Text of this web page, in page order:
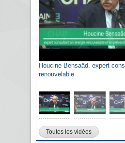
Houcine Bensaâd, expert
renouvelable
Sami Agli, président de la
algérienne du patronat citoyen
Toutes les vidéos